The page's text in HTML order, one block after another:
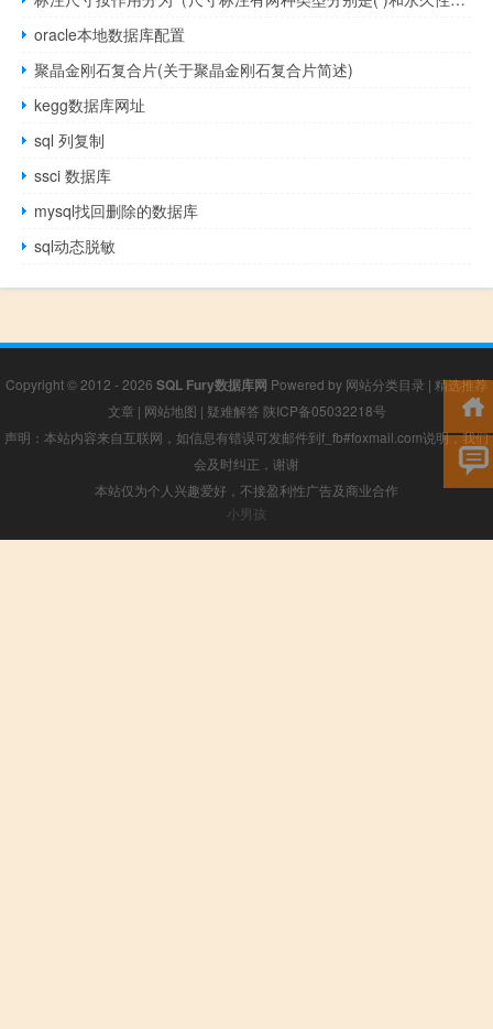
oracle本地数据库配置
聚晶金刚石复合片(关于聚晶金刚石复合片简述)
kegg数据库网址
sql 列复制
ssci 数据库
mysql找回删除的数据库
sql动态脱敏
Copyright © 2012 - 2026 SQL Fury数据库网 Powered by 网站分类目录 | 精选推荐
文章 | 网站地图 | 疑难解答 陕ICP备05032218号
声明：本站内容来自互联网，如信息有错误可发邮件到f_fb#foxmail.com说明，我们
会及时纠正，谢谢
本站仅为个人兴趣爱好，不接盈利性广告及商业合作
小男孩